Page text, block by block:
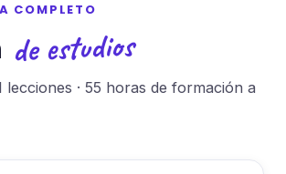
COMPLETO
de estudios
lecciones · 55 horas de formación a